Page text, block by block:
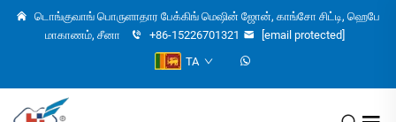
டொங்குவாங் பொருளாதார பேக்கிங் மெஷின் ஜோன், காங்சோ சிட்டி, ஹெபே
மாகாணம், சீனா
+86-15226701321
[email protected]
TA